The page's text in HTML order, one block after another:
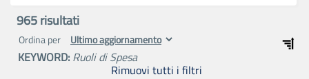
965risultati
Ordina per
KEYWORD: Ruoli di Spesa
Rimuovi tutti i filtri